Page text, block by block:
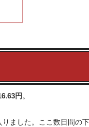
円 。
ました。ここ数日間の